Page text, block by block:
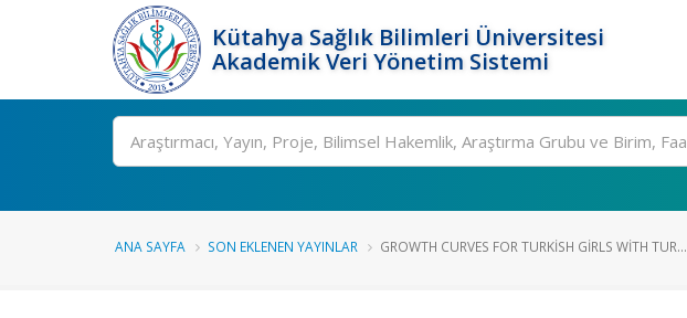
Kütahya Sağlık Bilimleri Üniversitesi
Akademik Veri Yönetim Sistemi
Ara
ANA SAYFA SON EKLENEN YAYINLAR GROWTH CURVES FOR TURKISH GIRLS WITH TUR...